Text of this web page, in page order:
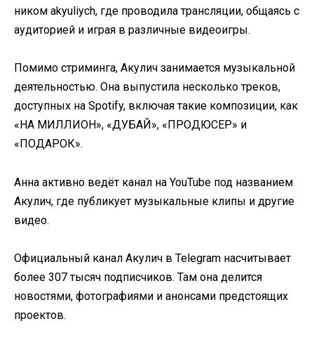
ником akyuliych, где проводила трансляции, общаясь с
аудиторией и играя в различные видеоигры.
Помимо стриминга, Акулич занимается музыкальной
деятельностью. Она выпустила несколько треков,
доступных на Spotify, включая такие композиции, как
«НА МИЛЛИОН», «ДУБАЙ», «ПРОДЮСЕР» и
«ПОДАРОК».
Анна активно ведёт канал на YouTube под названием
Акулич, где публикует музыкальные клипы и другие
видео.
Официальный канал Акулич в Telegram насчитывает
более 307 тысяч подписчиков. Там она делится
новостями, фотографиями и анонсами предстоящих
проектов.